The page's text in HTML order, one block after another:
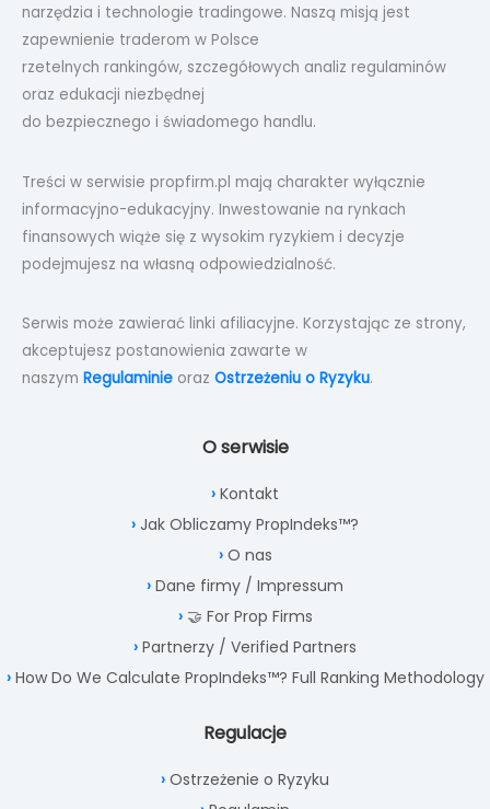
narzędzia i technologie tradingowe. Naszą misją jest
zapewnienie traderom w Polsce
rzetelnych rankingów, szczegółowych analiz regulaminów
oraz edukacji niezbędnej
do bezpiecznego i świadomego handlu.
Treści w serwisie propfirm.pl mają charakter wyłącznie
informacyjno-edukacyjny. Inwestowanie na rynkach
finansowych wiąże się z wysokim ryzykiem i decyzje
podejmujesz na własną odpowiedzialność.
Serwis może zawierać linki afiliacyjne. Korzystając ze strony,
akceptujesz postanowienia zawarte w
naszym Regulaminie oraz Ostrzeżeniu o Ryzyku.
O serwisie
Kontakt
Jak Obliczamy PropIndeks™?
O nas
Dane firmy / Impressum
🤝 For Prop Firms
Partnerzy / Verified Partners
How Do We Calculate PropIndeks™? Full Ranking Methodology
Regulacje
Ostrzeżenie o Ryzyku